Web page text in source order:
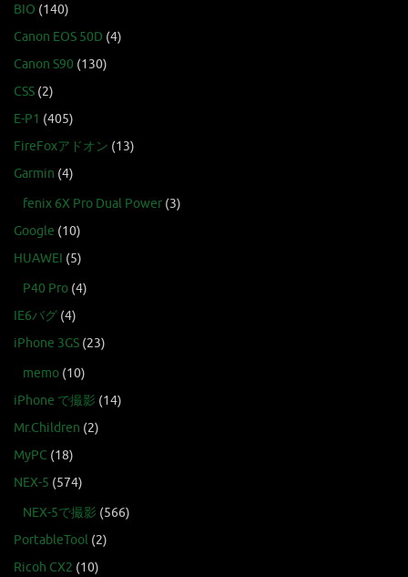
BIO (140)
Canon EOS 50D (4)
Canon S90 (130)
CSS (2)
E-P1 (405)
FireFoxアドオン (13)
Garmin (4)
fenix 6X Pro Dual Power (3)
Google (10)
HUAWEI (5)
P40 Pro (4)
IE6バグ (4)
iPhone 3GS (23)
memo (10)
iPhone で撮影 (14)
Mr.Children (2)
MyPC (18)
NEX-5 (574)
NEX-5で撮影 (566)
PortableTool (2)
Ricoh CX2 (10)